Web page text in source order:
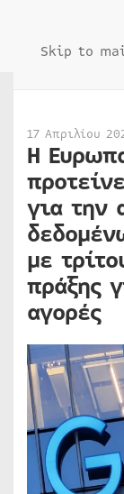
Skip to
17 Απριλίου
Η
για την
με
πράξης
αγορές